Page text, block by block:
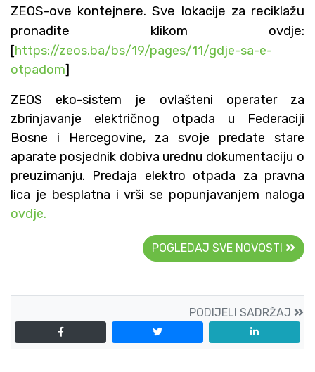
ZEOS-ove kontejnere. Sve lokacije za reciklažu
pronađite klikom ovdje:
[https://zeos.ba/bs/19/pages/11/gdje-sa-e-
otpadom]
ZEOS eko-sistem je ovlašteni operater za
zbrinjavanje električnog otpada u Federaciji
Bosne i Hercegovine, za svoje predate stare
aparate posjednik dobiva urednu dokumentaciju o
preuzimanju. Predaja elektro otpada za pravna
lica je besplatna i vrši se popunjavanjem naloga
ovdje.
POGLEDAJ SVE NOVOSTI
PODIJELI SADRŽAJ